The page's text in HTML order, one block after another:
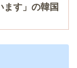
ます」の韓国